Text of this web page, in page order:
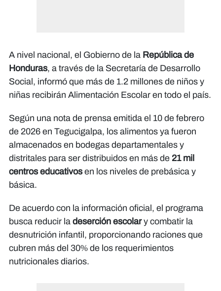
A nivel nacional, el Gobierno de la República de
Honduras, a través de la Secretaría de Desarrollo
Social, informó que más de 1.2 millones de niños y
niñas recibirán Alimentación Escolar en todo el país.
Según una nota de prensa emitida el 10 de febrero
de 2026 en Tegucigalpa, los alimentos ya fueron
almacenados en bodegas departamentales y
distritales para ser distribuidos en más de 21 mil
centros educativosen los niveles de prebásica y
básica.
De acuerdo con la información oficial, el programa
busca reducir la deserción escolary combatir la
desnutrición infantil, proporcionando raciones que
cubren más del 30% de los requerimientos
nutricionales diarios.